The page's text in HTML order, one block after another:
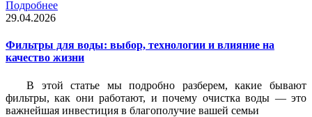
Подробнее
29.04.2026
Фильтры для воды: выбор, технологии и влияние на
качество жизни
В этой статье мы подробно разберем, какие бывают
фильтры, как они работают, и почему очистка воды — это
важнейшая инвестиция в благополучие вашей семьи